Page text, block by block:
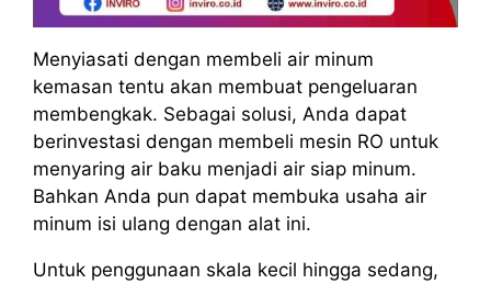
Menyiasati dengan membeli air minum
kemasan tentu akan membuat pengeluaran
membengkak. Sebagai solusi, Anda dapat
berinvestasi dengan membeli mesin RO untuk
menyaring air baku menjadi air siap minum.
Bahkan Anda pun dapat membuka usaha air
minum isi ulang dengan alat ini.
Untuk penggunaan skala kecil hingga sedang,